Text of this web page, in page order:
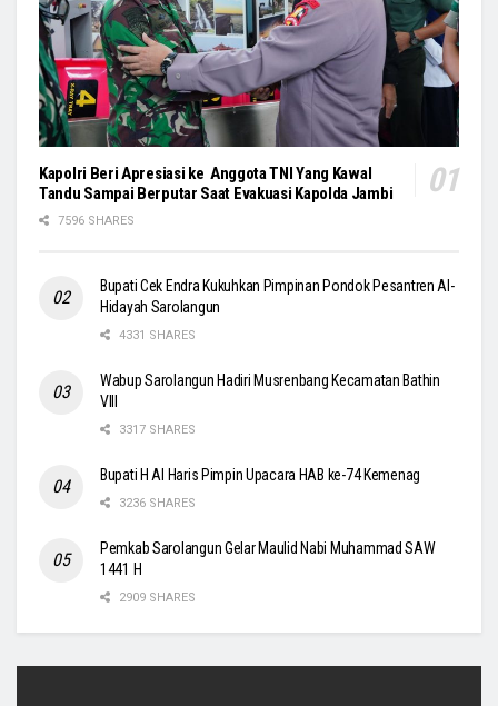
Kapolri Beri Apresiasi ke Anggota TNI Yang Kawal
Tandu Sampai Berputar Saat Evakuasi Kapolda Jambi
7596 SHARES
Bupati Cek Endra Kukuhkan Pimpinan Pondok Pesantren Al-
Hidayah Sarolangun
4331 SHARES
Wabup Sarolangun Hadiri Musrenbang Kecamatan Bathin
VIII
3317 SHARES
Bupati H Al Haris Pimpin Upacara HAB ke-74 Kemenag
3236 SHARES
Pemkab Sarolangun Gelar Maulid Nabi Muhammad SAW
1441 H
2909 SHARES